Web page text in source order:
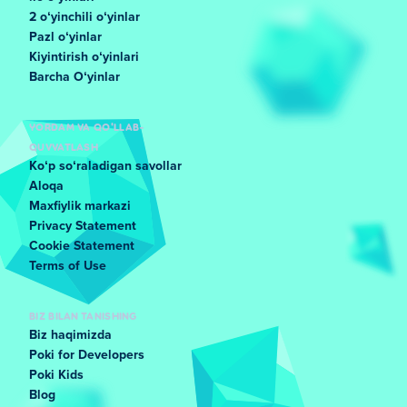
2 oʻyinchili oʻyinlar
Pazl oʻyinlar
Kiyintirish oʻyinlari
Barcha Oʻyinlar
YORDAM VA QO'LLAB-
QUVVATLASH
Koʻp soʻraladigan savollar
Aloqa
Maxfiylik markazi
Privacy Statement
Cookie Statement
Terms of Use
BIZ BILAN TANISHING
Biz haqimizda
Poki for Developers
Poki Kids
Blog